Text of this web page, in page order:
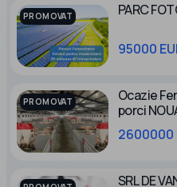
PROMOVAT PARC
95000
PROMOVAT
Ocazie
porci
2600000
SRL DE VANZARE PENTRU ACCESARE